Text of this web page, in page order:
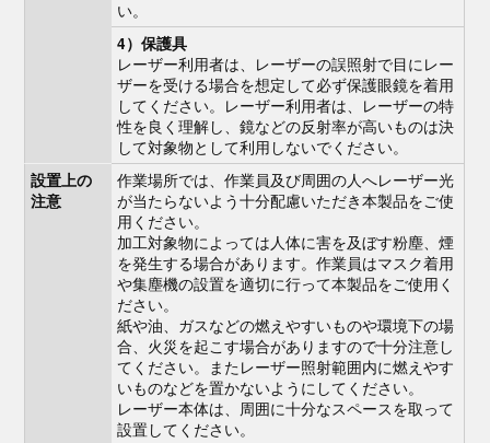
い。
4）保護具
レーザー利用者は、レーザーの誤照射で目にレー
ザーを受ける場合を想定して必ず保護眼鏡を着用
してください。レーザー利用者は、レーザーの特
性を良く理解し、鏡などの反射率が高いものは決
して対象物として利用しないでください。
設置上の
注意
作業場所では、作業員及び周囲の人へレーザー光
が当たらないよう十分配慮いただき本製品をご使
用ください。
加工対象物によっては人体に害を及ぼす粉塵、煙
を発生する場合があります。作業員はマスク着用
や集塵機の設置を適切に行って本製品をご使用く
ださい。
紙や油、ガスなどの燃えやすいものや環境下の場
合、火災を起こす場合がありますので十分注意し
てください。またレーザー照射範囲内に燃えやす
いものなどを置かないようにしてください。
レーザー本体は、周囲に十分なスペースを取って
設置してください。